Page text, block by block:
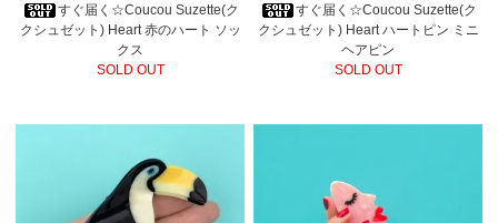
すぐ届く☆Coucou Suzette(ク
クシュゼット) Heart 赤のハート ソッ
クス
SOLD OUT
すぐ届く☆Coucou Suzette(ク
クシュゼット) Heart ハートピン ミニ
ヘアピン
SOLD OUT